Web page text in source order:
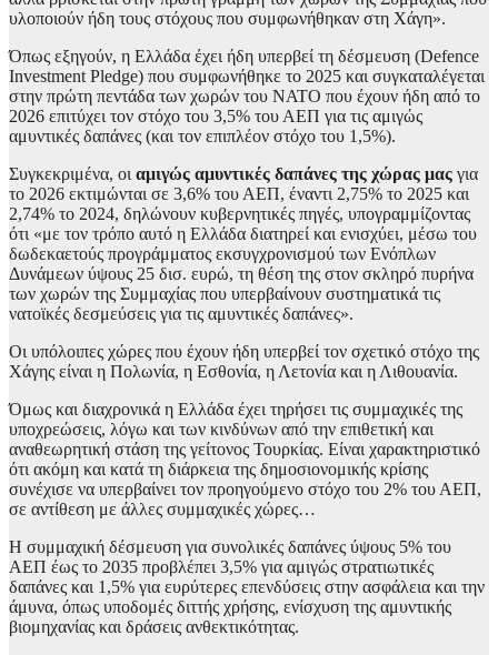
υλοποιούν ήδη τους στόχους που συμφωνήθηκαν στη Χάγη».
Όπως εξηγούν, η Ελλάδα έχει ήδη υπερβεί τη δέσμευση (Defence
Investment Pledge) που συμφωνήθηκε το 2025 και συγκαταλέγεται
στην πρώτη πεντάδα των χωρών του ΝΑΤΟ που έχουν ήδη από το
2026 επιτύχει τον στόχο του 3,5% του ΑΕΠ για τις αμιγώς
αμυντικές δαπάνες (και τον επιπλέον στόχο του 1,5%).
Συγκεκριμένα, οι αμιγώς αμυντικές δαπάνες της χώρας μας για
το 2026 εκτιμώνται σε 3,6% του ΑΕΠ, έναντι 2,75% το 2025 και
2,74% το 2024, δηλώνουν κυβερνητικές πηγές, υπογραμμίζοντας
ότι «με τον τρόπο αυτό η Ελλάδα διατηρεί και ενισχύει, μέσω του
δωδεκαετούς προγράμματος εκσυγχρονισμού των Ενόπλων
Δυνάμεων ύψους 25 δισ. ευρώ, τη θέση της στον σκληρό πυρήνα
των χωρών της Συμμαχίας που υπερβαίνουν συστηματικά τις
νατοϊκές δεσμεύσεις για τις αμυντικές δαπάνες».
Οι υπόλοιπες χώρες που έχουν ήδη υπερβεί τον σχετικό στόχο της
Χάγης είναι η Πολωνία, η Εσθονία, η Λετονία και η Λιθουανία.
Όμως και διαχρονικά η Ελλάδα έχει τηρήσει τις συμμαχικές της
υποχρεώσεις, λόγω και των κινδύνων από την επιθετική και
αναθεωρητική στάση της γείτονος Τουρκίας. Είναι χαρακτηριστικό
ότι ακόμη και κατά τη διάρκεια της δημοσιονομικής κρίσης
συνέχισε να υπερβαίνει τον προηγούμενο στόχο του 2% του ΑΕΠ,
σε αντίθεση με άλλες συμμαχικές χώρες…
Η συμμαχική δέσμευση για συνολικές δαπάνες ύψους 5% του
ΑΕΠ έως το 2035 προβλέπει 3,5% για αμιγώς στρατιωτικές
δαπάνες και 1,5% για ευρύτερες επενδύσεις στην ασφάλεια και την
άμυνα, όπως υποδομές διττής χρήσης, ενίσχυση της αμυντικής
βιομηχανίας και δράσεις ανθεκτικότητας.